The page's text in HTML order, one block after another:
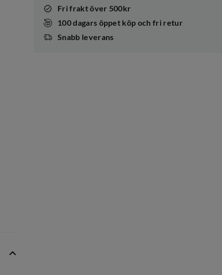
Fri frakt över 500kr
100 dagars öppet köp och fri retur
Snabb leverans